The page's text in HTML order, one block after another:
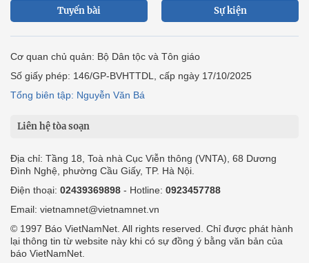
Tuyến bài Sự kiện
Cơ quan chủ quản: Bộ Dân tộc và Tôn giáo
Số giấy phép: 146/GP-BVHTTDL, cấp ngày 17/10/2025
Tổng biên tập: Nguyễn Văn Bá
Liên hệ tòa soạn
Địa chỉ: Tầng 18, Toà nhà Cục Viễn thông (VNTA), 68 Dương
Đình Nghệ, phường Cầu Giấy, TP. Hà Nội.
Điện thoại: 02439369898 - Hotline: 0923457788
Email: vietnamnet@vietnamnet.vn
© 1997 Báo VietNamNet. All rights reserved. Chỉ được phát hành
lại thông tin từ website này khi có sự đồng ý bằng văn bản của
báo VietNamNet.